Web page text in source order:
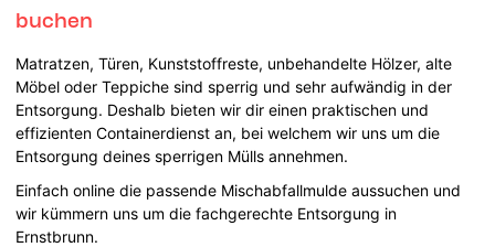
buchen
Matratzen, Türen, Kunststoffreste, unbehandelte Hölzer, alte
Möbel oder Teppiche sind sperrig und sehr aufwändig in der
Entsorgung. Deshalb bieten wir dir einen praktischen und
effizienten Containerdienst an, bei welchem wir uns um die
Entsorgung deines sperrigen Mülls annehmen.
Einfach online die passende Mischabfallmulde aussuchen und
wir kümmern uns um die fachgerechte Entsorgung in
Ernstbrunn.